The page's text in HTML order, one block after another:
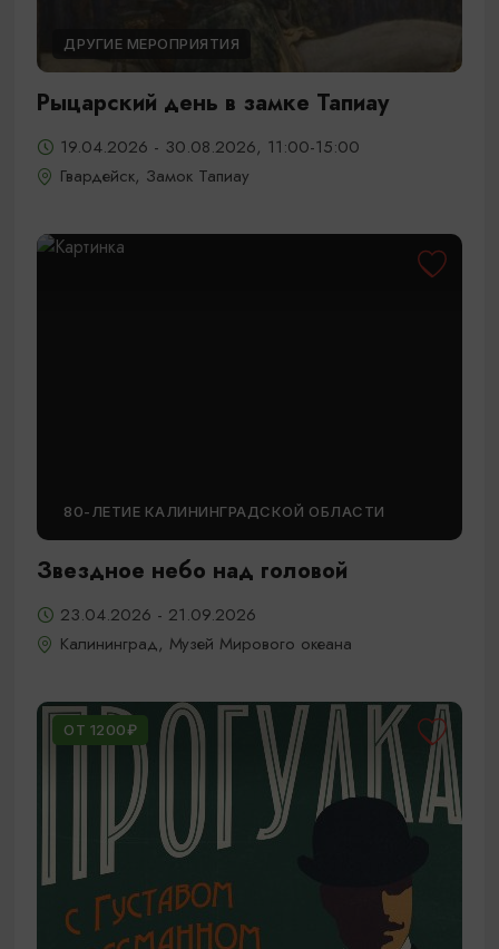
ДРУГИЕ МЕРОПРИЯТИЯ
Рыцарский день в замке Тапиау
19.04.2026 - 30.08.2026, 11:00-15:00
Гвардейск, Замок Тапиау
80-ЛЕТИЕ КАЛИНИНГРАДСКОЙ ОБЛАСТИ
Звездное небо над головой
23.04.2026 - 21.09.2026
Калининград, Музей Мирового океана
ОТ 1200₽